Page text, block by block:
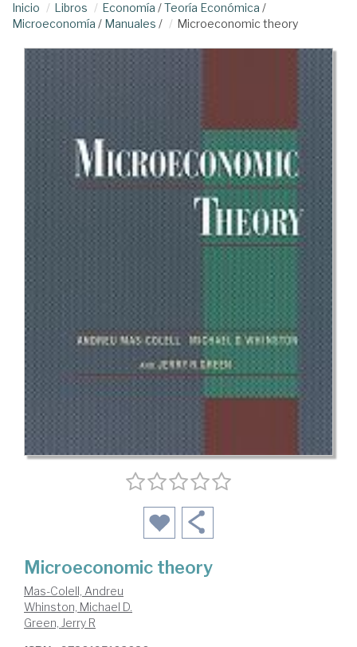
Inicio Libros Economía /Teoría Económica /
Microeconomía / Manuales / Microeconomic theory
Microeconomic theory
Mas-Colell, Andreu
Whinston, Michael D.
Green, Jerry R